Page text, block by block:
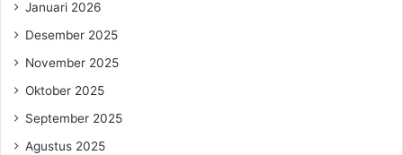
Januari 2026
Desember 2025
November 2025
Oktober 2025
September 2025
Agustus 2025